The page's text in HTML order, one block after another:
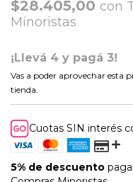
$28.405,00 con
Minoristas
¡Llevá 4 y pagá 3!
Vas a poder aprovechar esta
tienda.
Cuotas SIN interés
5% de descuento